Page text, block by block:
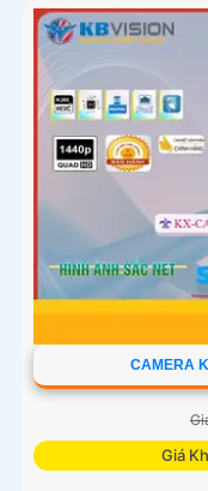
CAMERA
Giá